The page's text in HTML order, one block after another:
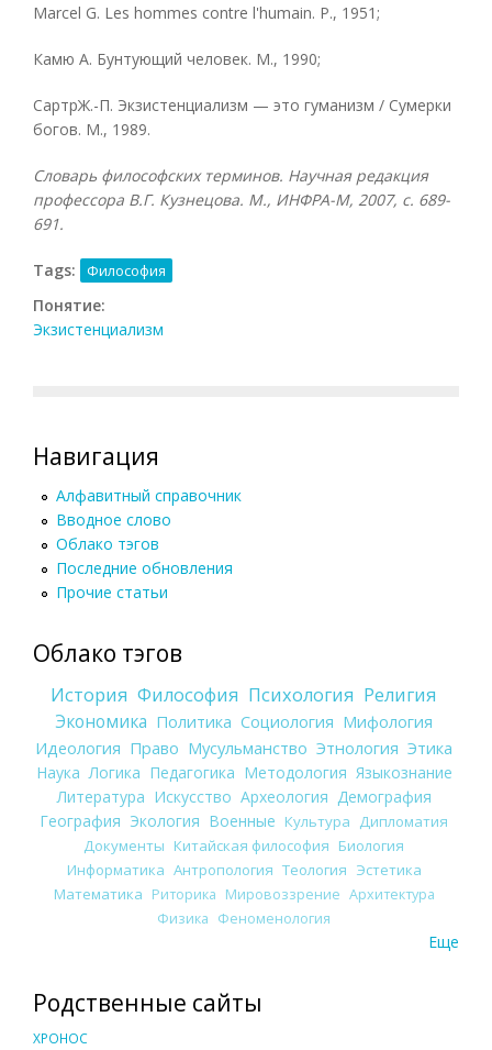
Marcel G. Les hommes contre l'humain. P., 1951;
Камю A. Бунтующий человек. M., 1990;
СартрЖ.-П. Экзистенциализм — это гуманизм / Сумерки
богов. М., 1989.
Словарь философских терминов. Научная редакция
профессора В.Г. Кузнецова. М., ИНФРА-М, 2007, с. 689-
691.
Tags: Философия
Понятие:
Экзистенциализм
Навигация
Алфавитный справочник
Вводное слово
Облако тэгов
Последние обновления
Прочие статьи
Облако тэгов
История Философия Психология Религия
Экономика Политика Социология Мифология
Идеология Право Мусульманство Этнология Этика
Наука Логика Педагогика Методология Языкознание
Литература Искусство Археология Демография
География Экология Военные Культура
Дипломатия
Документы Китайская философия Биология
Информатика Антропология Теология Эстетика
Математика Риторика Мировоззрение Архитектура
Физика Феноменология
Еще
Родственные сайты
ХРОНОС